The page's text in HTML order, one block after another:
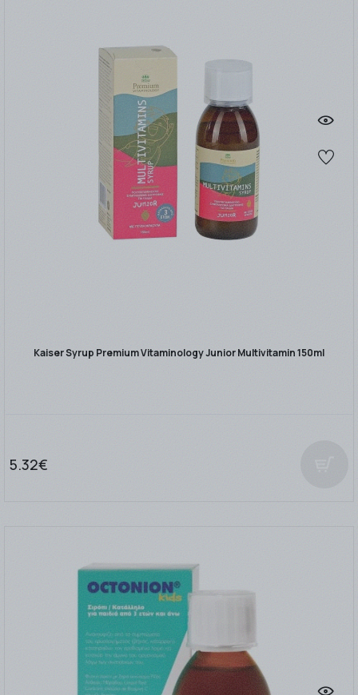
Kaiser Syrup Premium Vitaminology Junior Multivitamin 150ml
5.32€